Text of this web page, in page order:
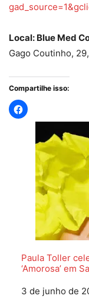
Local: Blue Med
Gago Coutinho,
Compartilhe isso:
Paula Toller
‘Amorosa’ em
Data
3 de junho de